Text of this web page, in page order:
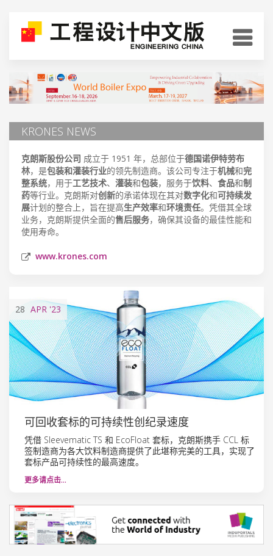
KRONES NEWS
克朗斯股份公司 成立于 1951 年，总部位于德国诺伊特劳布
林，是包装和灌装行业的领先制造商。该公司专注于机械和完
整系统，用于工艺技术、 灌装和包装，服务于饮料、 食品和制
药等行业。克朗斯对创新的承诺体现在其对数字化和可持续发
展计划的整合上，旨在提高生产效率和环境责任。凭借其全球
业务，克朗斯提供全面的售后服务，确保其设备的最佳性能和
使用寿命。
www.krones.com
28 APR '23
可回收套标的可持续性创纪录速度
凭借 Sleevematic TS 和 EcoFloat 套标，克朗斯携手 CCL 标
签制造商为各大饮料制造商提供了此堪称完美的工具，实现了
套标产品可持续性的最高速度。
更多请点击…